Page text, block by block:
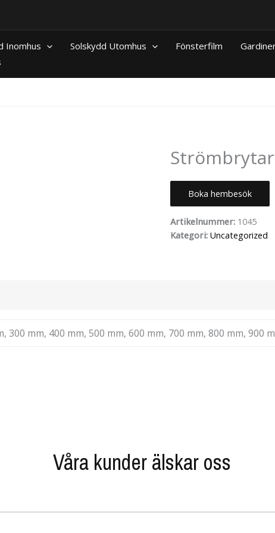
Inomhus Solskydd Utomhus Fönsterfilm
Boka hembesök
Artikelnummer: 1045
Kategori:Uncategorized
300 mm, 400 mm, 500 mm, 600 mm, 700 mm, 800 mm, 900
Våra kunder älskar oss